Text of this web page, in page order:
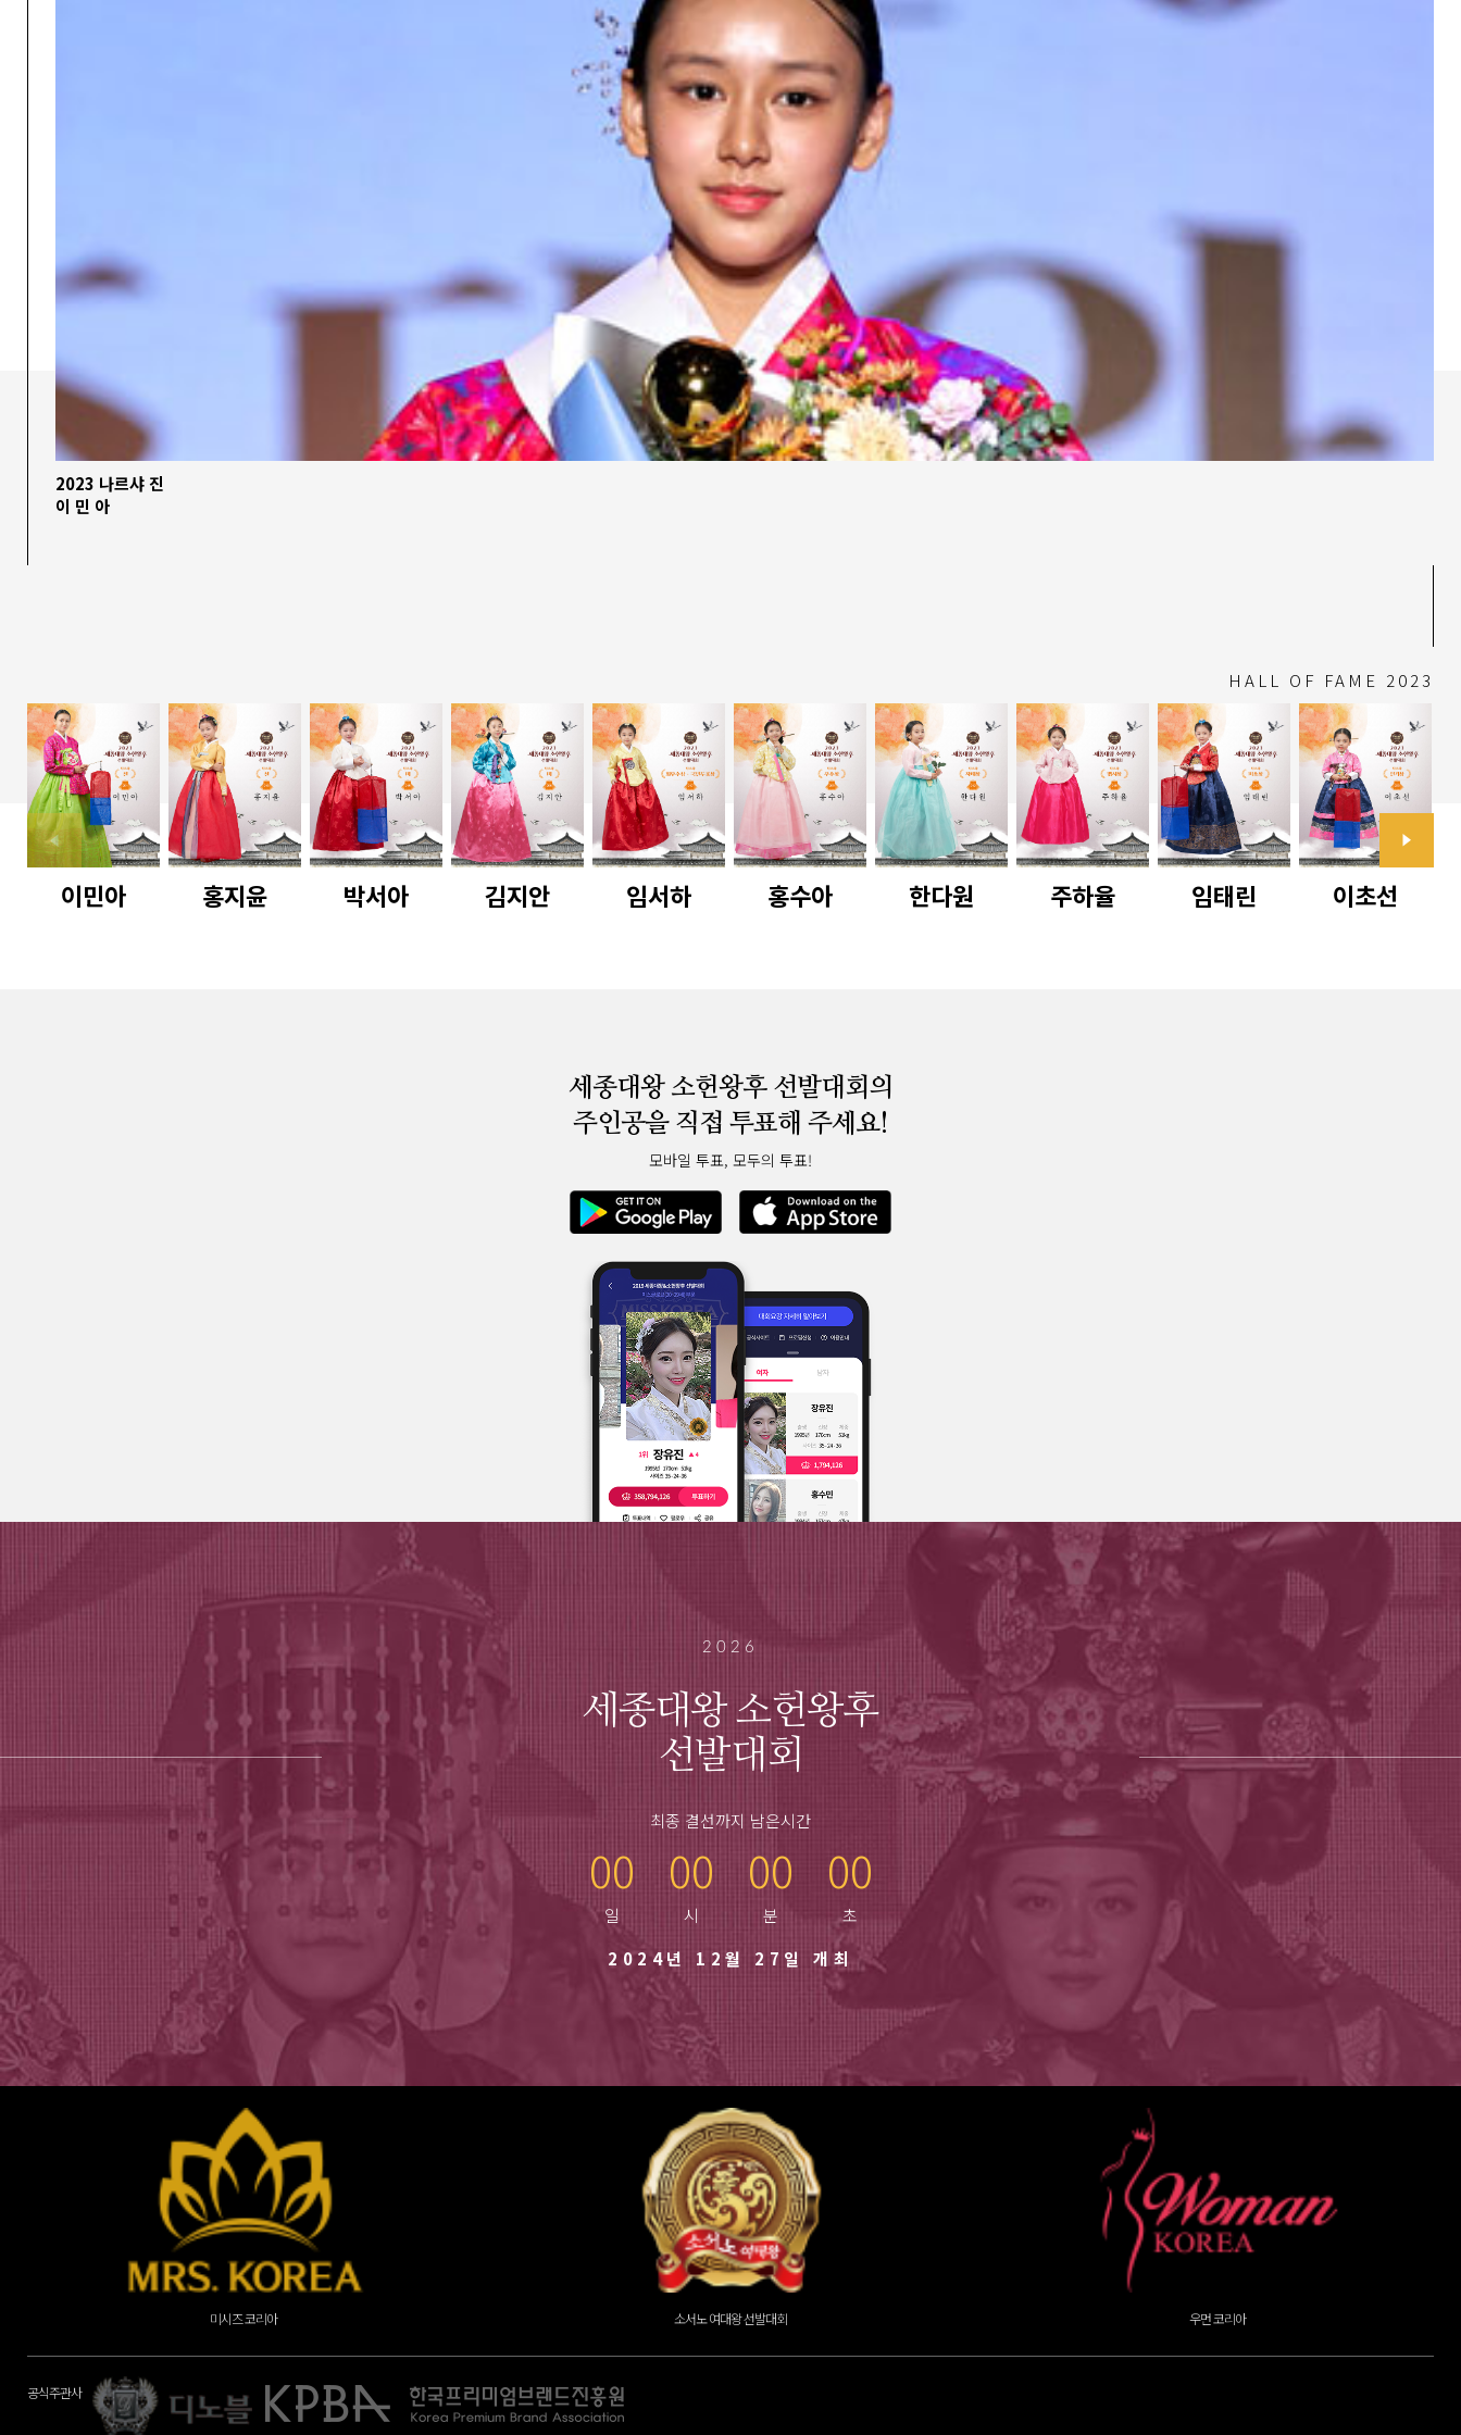
2023 나르샤 진
이 민 아
HALL OF FAME 2023
이민아 홍지윤 박서아 김지안 임서하 홍수아 한다원 주하율 임태린 이초선
세종대왕 소헌왕후 선발대회의
주인공을 직접 투표해 주세요!
모바일 투표, 모두의 투표!
2026
세종대왕 소헌왕후
선발대회
최종 결선까지 남은시간
00 00 00 00
2024년 12월 27일 개최
소서노 여대왕 선발대회 우먼 코리아 미스 글로벌 코리아
공식주관사